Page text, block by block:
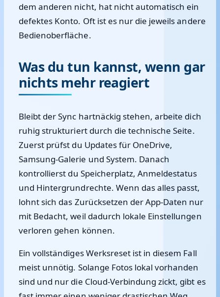
dem anderen nicht, hat nicht automatisch ein
defektes Konto. Oft ist es nur die jeweils andere
Bedienoberfläche.
Was du tun kannst, wenn gar
nichts mehr reagiert
Bleibt der Sync hartnäckig stehen, arbeite dich
ruhig strukturiert durch die technische Seite.
Zuerst prüfst du Updates für OneDrive,
Samsung-Galerie und System. Danach
kontrollierst du Speicherplatz, Anmeldestatus
und Hintergrundrechte. Wenn das alles passt,
lohnt sich das Zurücksetzen der App-Daten nur
mit Bedacht, weil dadurch lokale Einstellungen
verloren gehen können.
Ein vollständiges Werksreset ist in diesem Fall
meist unnötig. Solange Fotos lokal vorhanden
sind und nur die Cloud-Verbindung zickt, gibt es